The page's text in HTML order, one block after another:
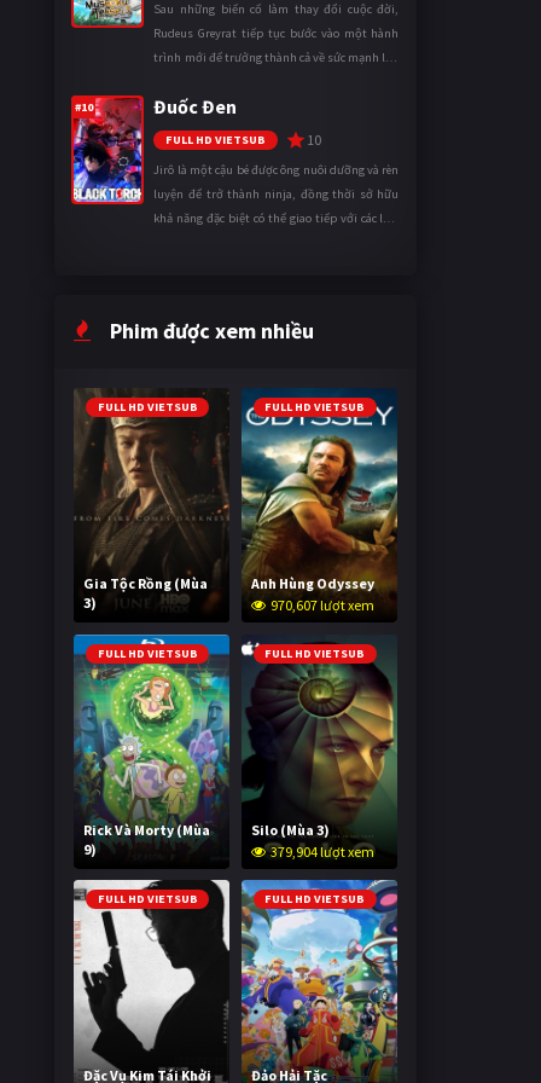
Sau những biến cố làm thay đổi cuộc đời,
Rudeus Greyrat tiếp tục bước vào một hành
trình mới để trưởng thành cả về sức mạnh lẫn
ngày càng khắc nghiệt, anh ...
#10 Đuốc Đen
FULL HD VIETSUB 10
Jirô là một cậu bé được ông nuôi dưỡng và rèn
luyện để trở thành ninja, đồng thời sở hữu
khả năng đặc biệt có thể giao tiếp với các loài
Phim được xem nhiều
FULL HD VIETSUB
Gia Tộc Rồng (Mùa
3)
2,036,279 lượt xem
FULL HD VIETSUB
Anh Hùng Odyssey
970,607 lượt xem
FULL HD VIETSUB
Rick Và Morty (Mùa
9)
3,005,029 lượt xem
FULL HD VIETSUB
Silo (Mùa 3)
379,904 lượt xem
FULL HD VIETSUB
Đặc Vụ Kim Tái Khởi
FULL HD VIETSUB
Đảo Hải Tặc